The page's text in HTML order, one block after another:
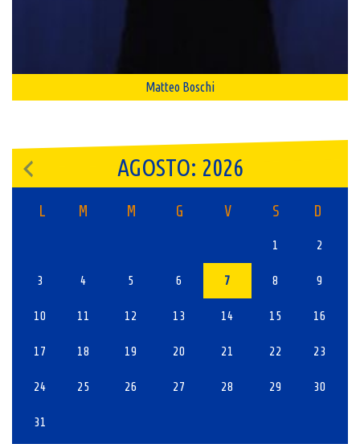
Matteo Boschi
AGOSTO: 2026
L M M G V S D
1 2
3 4 5 6 7 8 9
10 11 12 13 14 15 16
17 18 19 20 21 22 23
24 25 26 27 28 29 30
31